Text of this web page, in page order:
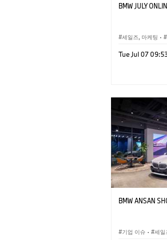
BMW JULY
세일즈, 마케팅 ·
Tue Jul 07
BMW ANSAN
기업 이슈 · 세일